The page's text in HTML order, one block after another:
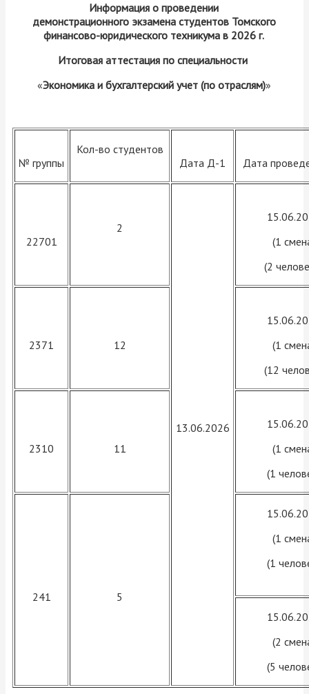
Информация о проведении
демонстрационного экзамена студентов Томского
финансово-юридического техникума в 2026 г.
Итоговая аттестация по специальности
«Экономика и бухгалтерский учет (по отраслям)»
№ группы
Кол-во студентов
Дата Д-1
Дата
22701
2
13.06.2026
(1
(2
2371 12
(1
(12
2310 11
(1
(1
241 5
(1
(1
(2
(5